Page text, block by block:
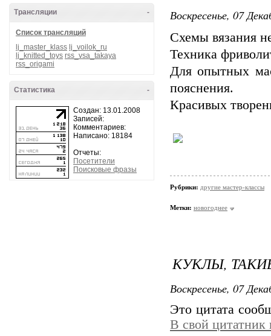
-
Трансляции
Список трансляций
lj_master_klass lj_voilok_ru
lj_knitted_toys rss_vsa_takaya
rss_origami
-
Статистика
Создан: 13.01.2008
Записей:
Комментариев:
Написано: 18184
Отчеты:
Посетители
Поисковые фразы
Воскресенье, 07
Схемы вязания
Техника
Для опытных
пояснения.
Красивых
Рубрики: другие мастер-классы
Метки: новогоднее
КУКЛЫ,
Воскресенье, 07
Это цитата
В свой цитатник